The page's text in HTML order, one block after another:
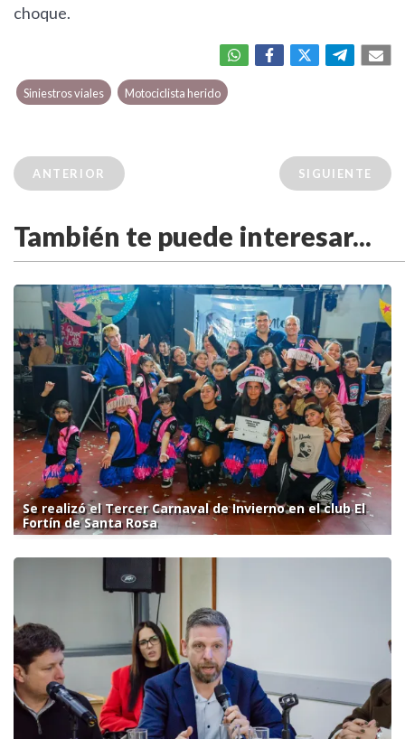
choque.
Siniestros viales Motociclista herido
ANTERIOR SIGUIENTE
También te puede interesar...
Se realizó el Tercer Carnaval de Invierno en el club El
Fortín de Santa Rosa